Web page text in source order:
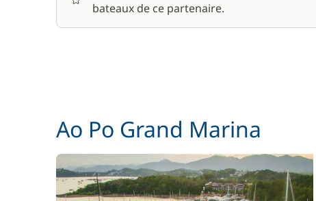
bateaux de ce partenaire.
Ao Po Grand Marina